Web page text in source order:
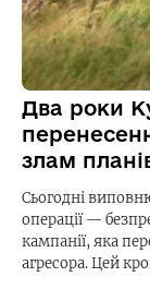
Два роки
злам
Сьогодні
операції —
кампанії, яка
агресора. Цей